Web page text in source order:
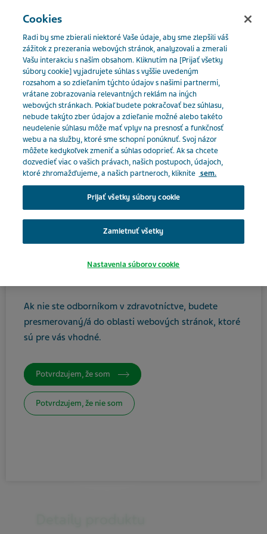
Ste odborný pracovník v
zdravotníctve?
Na prístup do tejto časti musíte byť pracovníkom v
zdravotníctve, pretože materiály obsiahnuté v tejto
oblasti sú určené špeciálne pre odborníkov.
Klepnutím na príslušné tlačidlo nižšie potvrďte, že
Ak nie ste odborníkom v zdravotníctve, budete
presmerovaný/á do oblasti webových stránok, ktoré
sú pre vás vhodné.
Potvrdzujem, že som
Potvrdzujem, že nie som
Slovakia Naše produkty Katalóg produktov
Pazopanib
Teva 400 mg
Pazopanib Teva 400 mg
CYTOSTATIKÁ
Predpis:
Tlačiť / Uložiť ako PDF
Cookies
Radi by sme zbierali niektoré Vaše údaje, aby sme zlepšili váš
zážitok z prezerania webových stránok, analyzovali a zmerali
Vašu interakciu s naším obsahom. Kliknutím na [Prijať všetky
súbory cookie] vyjadrujete súhlas s vyššie uvedeným
rozsahom a so zdieľaním týchto údajov s našimi partnermi,
vrátane zobrazovania relevantných reklám na iných
webových stránkach. Pokiaľ budete pokračovať bez súhlasu,
nebude takýto zber údajov a zdieľanie možné alebo takéto
neudelenie súhlasu môže mať vplyv na presnosť a funkčnosť
webu a na služby, ktoré sme schopní ponúknuť. Svoj názor
môžete kedykoľvek zmeniť a súhlas odoprieť. Ak sa chcete
dozvedieť viac o vašich právach, našich postupoch, údajoch,
ktoré zhromažďujeme, a našich partneroch, kliknite sem.
Prijať všetky súbory cookie
Zamietnuť všetky
Nastavenia súborov cookie